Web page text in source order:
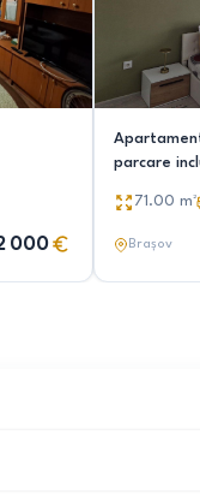
000
parcare
71.00 m²
Brașov